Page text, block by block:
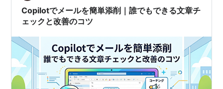
のみアラーム設定して、習慣になっていることはアラー
ムなしで…
Copilotでメールを簡単添削｜誰でもできる文章チ
ェックと改善のコツ